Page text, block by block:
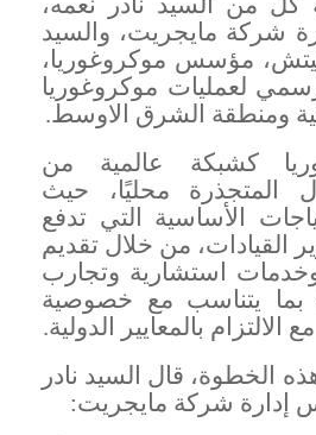
شركة مايجريت، والسيد
مؤسس موكروغوريا،
لعمليات موكروغوريا
ومنطقة الشرق الاوسط.
كشبكة عالمية من
المتجذرة محليًا، حيث
الأساسية التي تدفع
القيادات، من خلال تقديم
استشارية وتجارب
بما يتناسب مع خصوصية
الالتزام بالمعايير الدولية.
الخطوة، قال السيد نادر
إدارة شركة مايجريت: